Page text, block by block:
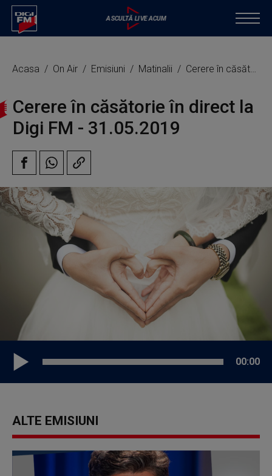
Acasa On Air Emisiuni Matinalii Cerere în căsătorie în direct la Digi FM
Cerere în căsătorie în direct la
Digi FM - 31.05.2019
00:00
ALTE EMISIUNI